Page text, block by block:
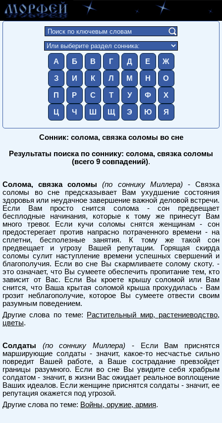
А Б В Г Д Е Ж
З И К Л М Н О
П Р С Т У Ф Х
Ц Ч Ш Щ Э Ю Я
Сонник: солома, связка соломы во сне
Результаты поиска по соннику: солома, связка соломы
(всего 9 совпадений).
Солома, связка соломы (по соннику Миллера) - Связка
соломы во сне предсказывает Вам ухудшение состояния
здоровья или неудачное завершение важной деловой встречи.
Если Вам просто снится солома - сон предвещает
бесплодные начинания, которые к тому же принесут Вам
много тревог. Если кучи соломы снятся женщинам - сон
предостерегает против напрасно потраченного времени - на
сплетни, бесполезные занятия. К тому же такой сон
предвещает и угрозу Вашей репутации. Горящая скирда
соломы сулит наступление времени успешных свершений и
благополучия. Если во сне Вы скармливаете солому скоту. -
это означает, что Вы сумеете обеспечить пропитание тем, кто
зависит от Вас. Если Вы кроете крышу соломой или Вам
снится, что Ваша крытая соломой крыша прохудилась - Вам
грозит неблагополучие, которое Вы сумеете отвести своим
разумным поведением.
Другие слова по теме:
Растительный мир, растениеводство,
цветы.
Солдаты (по соннику Миллера) - Если Вам приснятся
марширующие солдаты - значит, какое-то несчастье сильно
повредит Вашей работе, а Ваше сострадание превзойдет
границы разумного. Если во сне Вы увидите себя храбрым
солдатом - значит, в жизни Вас ожидает реальное воплощение
Ваших идеалов. Если женщине приснятся солдаты - значит, ее
репутация окажется под угрозой.
Другие слова по теме: Войны, оружие, армия.